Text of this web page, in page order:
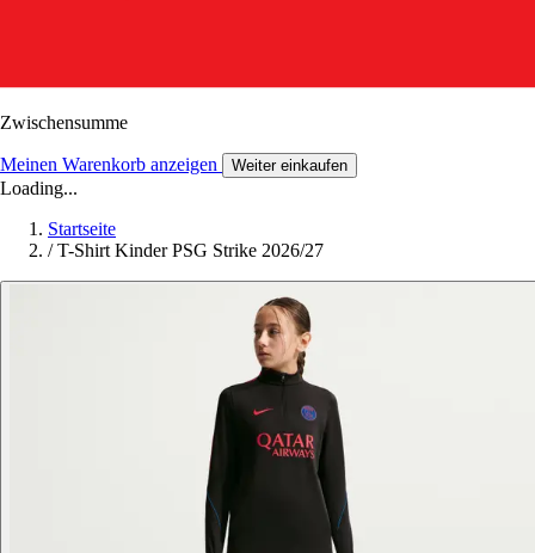
Zwischensumme
Meinen Warenkorb anzeigen Weiter einkaufen
Loading...
Startseite
/ T-Shirt Kinder PSG Strike 2026/27